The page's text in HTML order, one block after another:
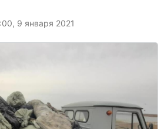
9 января 2021